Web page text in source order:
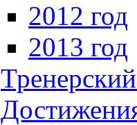
2012 год
2013 год